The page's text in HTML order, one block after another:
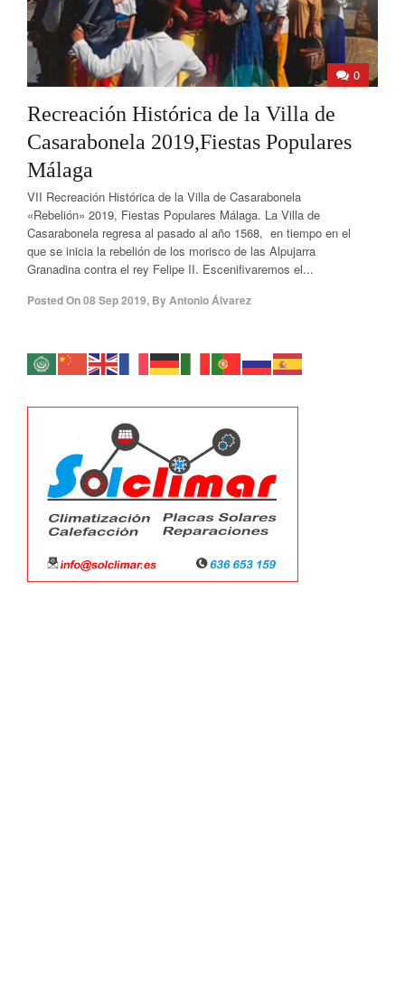
0
Recreación Histórica de la Villa de
Casarabonela 2019,Fiestas Populares
Málaga
VII Recreación Histórica de la Villa de Casarabonela
«Rebelión» 2019, Fiestas Populares Málaga. La Villa de
Casarabonela regresa al pasado al año 1568, en tiempo en el
que se inicia la rebelión de los morisco de las Alpujarra
Granadina contra el rey Felipe II. Escenifivaremos el...
Posted On08 Sep 2019, ByAntonio Álvarez